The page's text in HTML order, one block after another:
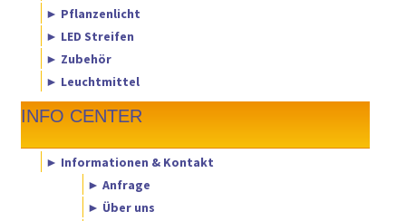
► Pflanzenlicht
► LED Streifen
► Zubehör
► Leuchtmittel
INFO CENTER
► Informationen & Kontakt
► Anfrage
► Über uns